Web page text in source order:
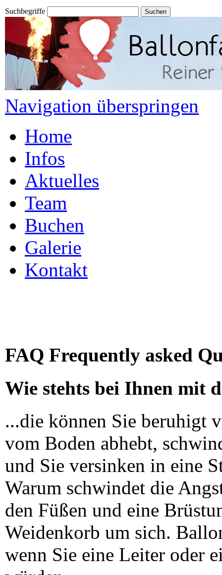
Suchbegriffe
Navigation überspringen
Home
Infos
Aktuelles
Team
Buchen
Galerie
Kontakt
FAQ Frequently asked
Wie stehts bei Ihnen mit
...die können Sie beruhigt
vom Boden abhebt,
und Sie versinken in eine
Warum schwindet die
den Füßen und eine
Weidenkorb um sich.
wenn Sie eine Leiter oder